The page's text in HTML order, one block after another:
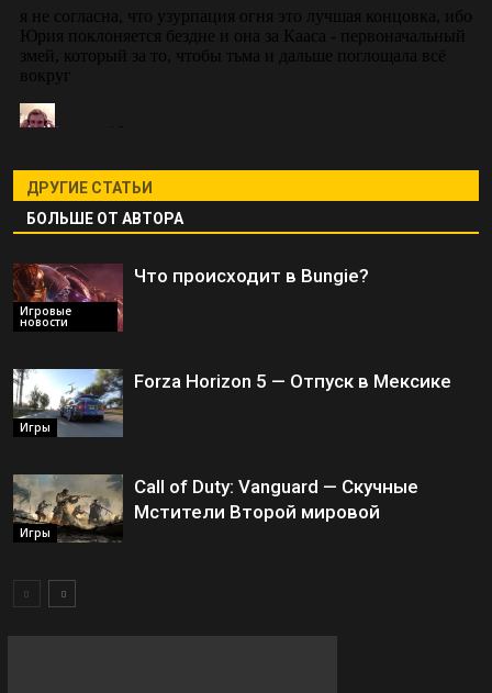
ДРУГИЕ СТАТЬИ
БОЛЬШЕ ОТ АВТОРА
Игровые
новости
Что происходит в Bungie?
Игры
Forza Horizon 5 — Отпуск в Мексике
Игры
Call of Duty: Vanguard — Скучные
Мстители Второй мировой